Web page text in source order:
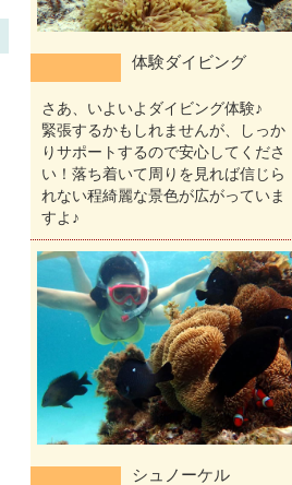
体験ダイビング
さあ、いよいよダイビング体験♪
緊張するかもしれませんが、しっか
りサポートするので安心してくださ
い！落ち着いて周りを見れば信じら
れない程綺麗な景色が広がっていま
すよ♪
シュノーケル